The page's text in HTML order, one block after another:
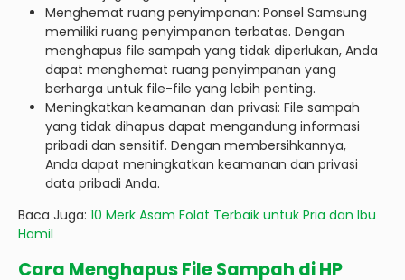
Menghemat ruang penyimpanan: Ponsel Samsung
memiliki ruang penyimpanan terbatas. Dengan
menghapus file sampah yang tidak diperlukan, Anda
dapat menghemat ruang penyimpanan yang
berharga untuk file-file yang lebih penting.
Meningkatkan keamanan dan privasi: File sampah
yang tidak dihapus dapat mengandung informasi
pribadi dan sensitif. Dengan membersihkannya,
Anda dapat meningkatkan keamanan dan privasi
data pribadi Anda.
Baca Juga: 10 Merk Asam Folat Terbaik untuk Pria dan Ibu
Hamil
Cara Menghapus File Sampah di HP